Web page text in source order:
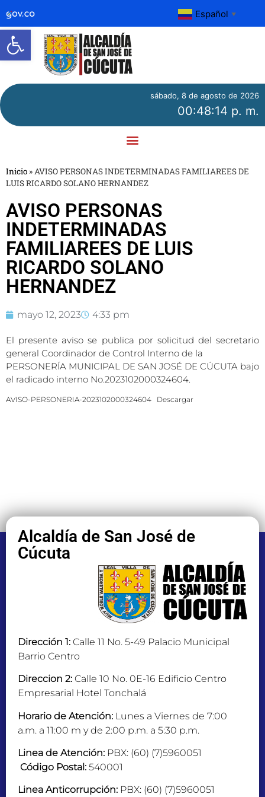
Abrir barra de herramientas
Español ▼
sábado, 8 de agosto de 2026
00:48:14 p. m.
Inicio » AVISO PERSONAS INDETERMINADAS FAMILIAREES DE
LUIS RICARDO SOLANO HERNANDEZ
AVISO PERSONAS
INDETERMINADAS
FAMILIAREES DE LUIS
RICARDO SOLANO
HERNANDEZ
mayo 12, 2023 4:33 pm
El presente aviso se publica por solicitud del secretario
general Coordinador de Control Interno de la
PERSONERÍA MUNICIPAL DE SAN JOSÉ DE CÚCUTA bajo
el radicado interno No.2023102000324604.
AVISO-PERSONERIA-2023102000324604 Descargar
Alcaldía de San José de
Cúcuta
Dirección 1: Calle 11 No. 5-49 Palacio Municipal
Barrio Centro
Direccion 2: Calle 10 No. 0E-16 Edificio Centro
Empresarial Hotel Tonchalá
Horario de Atención: Lunes a Viernes de 7:00
a.m. a 11:00 m y de 2:00 p.m. a 5:30 p.m.
Linea de Atención: PBX: (60) (7)5960051
Código Postal: 540001
Linea Anticorrupción: PBX: (60) (7)5960051